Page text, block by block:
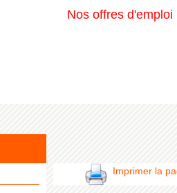
Nos offres d'emploi
Imprimer la